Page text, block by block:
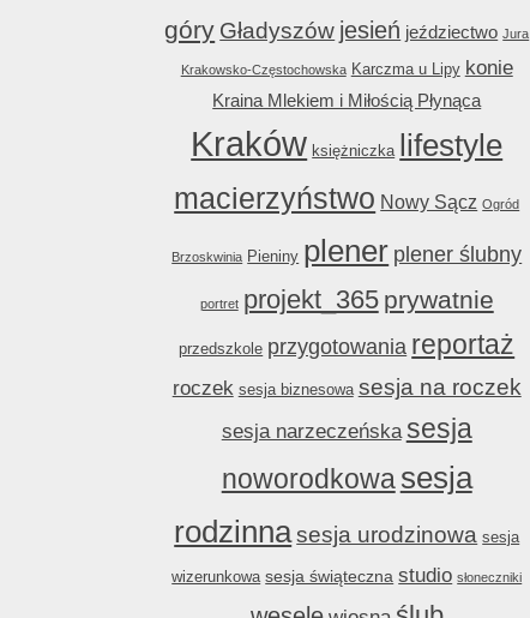
góry Gładyszów jesień jeździectwo Jura
Krakowsko-Częstochowska Karczma u Lipy konie
Kraina Mlekiem i Miłością Płynąca
Kraków księżniczka lifestyle
macierzyństwo Nowy Sącz Ogród
Brzoskwinia Pieniny plener plener ślubny
portret projekt_365 prywatnie
przedszkole przygotowania reportaż
roczek sesja biznesowa sesja na roczek
sesja narzeczeńska sesja
noworodkowa sesja
rodzinnasesja urodzinowa sesja
wizerunkowa sesja świąteczna studio słoneczniki